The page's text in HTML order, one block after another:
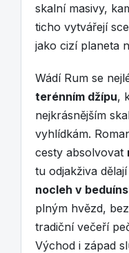
skalní masivy,
ticho vytvářejí
jako cizí planeta
Wádí Rum se
terénním džípu,
nejkrásnějším
vyhlídkám.
cesty absolvovat
tu odjakživa
nocleh v
plným hvězd,
tradiční večeří
Východ i západ